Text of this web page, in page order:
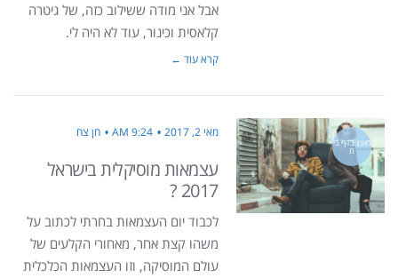
אבל אני מודה ששילוב כזה, של גיטרה
קלאסית וכינור, עוד לא היה לי.
קרא עוד ←
מוצג בדף בי
ת
מאי 2, 2017 9:24 AM חן צח
עצמאות מוסיקלית בישראל
2017 ?
לכבוד יום העצמאות בחרתי לכתוב על
משהו קצת אחר, מאחורי הקלעים של
עולם המוסיקה, וזו העצמאות הכלכלית